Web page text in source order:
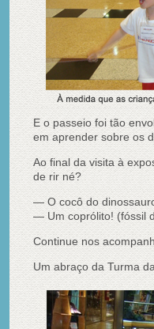
E o passeio foi tão
em aprender sobre os
Ao final da visita à
de rir né?
— O cocô do
— Um coprólito! (fóssil
Continue nos
Um abraço da Turma